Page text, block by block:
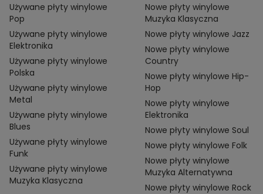
Używane płyty winylowe
Pop
Używane płyty winylowe
Elektronika
Używane płyty winylowe
Polska
Używane płyty winylowe
Metal
Używane płyty winylowe
Blues
Używane płyty winylowe
Funk
Używane płyty winylowe
Muzyka Klasyczna
Nowe płyty winylowe
Muzyka Klasyczna
Nowe płyty winylowe Jazz
Nowe płyty winylowe
Country
Nowe płyty winylowe Hip-
Hop
Nowe płyty winylowe
Elektronika
Nowe płyty winylowe Soul
Nowe płyty winylowe Folk
Nowe płyty winylowe
Muzyka Alternatywna
Nowe płyty winylowe Rock